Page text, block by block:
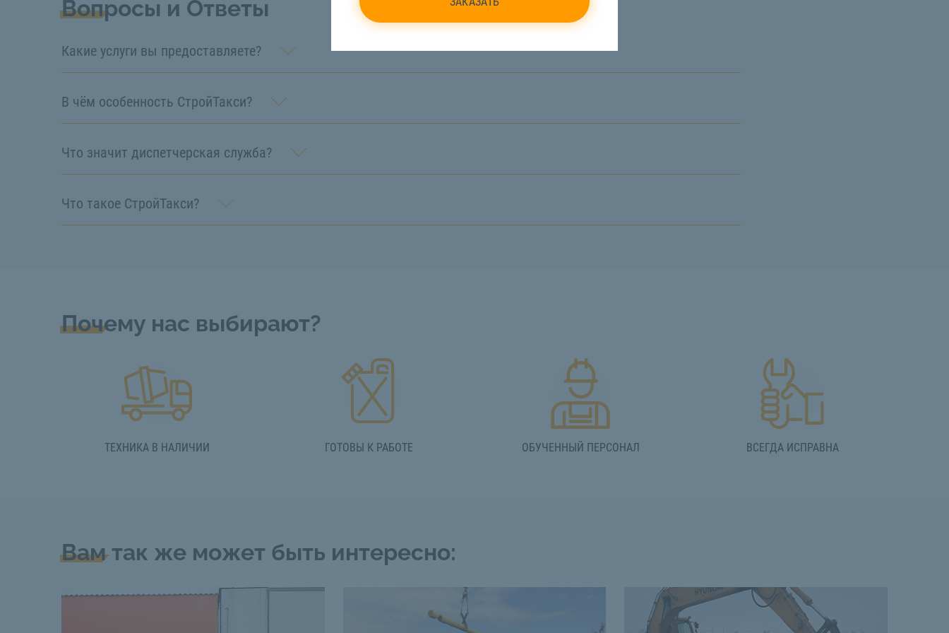
Вопросы и Ответы
Какие услуги вы предоставляете?
В чём особенность СтройТакси?
Что значит диспетчерская служба?
Что такое СтройТакси?
Почему нас выбирают?
ТЕХНИКА В НАЛИЧИИ ГОТОВЫ К РАБОТЕ ОБУЧЕННЫЙ ПЕРСОНАЛ ВСЕГДА ИСПРАВНА
Вам так же может быть интересно: